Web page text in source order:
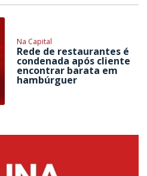
Na Capital
Rede de restaurantes é
condenada após cliente
encontrar barata em
hambúrguer